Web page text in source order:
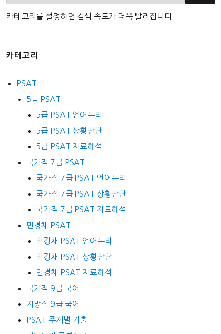
카테고리를 설정하면 검색 속도가 더욱 빨라집니다.
카테고리
PSAT
5급 PSAT
5급 PSAT 언어논리
5급 PSAT 상황판단
5급 PSAT 자료해석
국가직 7급 PSAT
국가직 7급 PSAT 언어논리
국가직 7급 PSAT 상황판단
국가직 7급 PSAT 자료해석
민경채 PSAT
민경채 PSAT 언어논리
민경채 PSAT 상황판단
민경채 PSAT 자료해석
국가직 9급 국어
지방직 9급 국어
PSAT 주제별 기출